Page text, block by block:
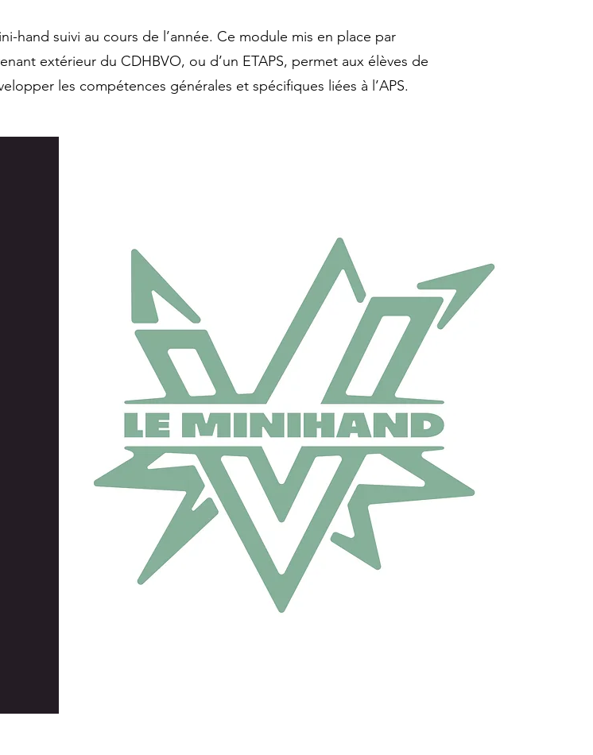
hand suivi au cours de l’année. Ce module mis en place par
extérieur du CDHBVO, ou d’un ETAPS, permet aux élèves de
les compétences générales et spécifiques liées à l’APS.